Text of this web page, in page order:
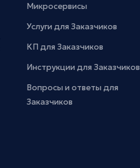
Микросервисы
Услуги для Заказчиков
КП для Заказчиков
Инструкции для Заказчиков
Вопросы и ответы для
Заказчиков